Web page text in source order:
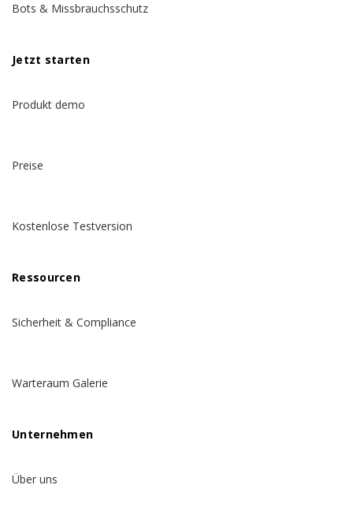
Bots & Missbrauchsschutz
Jetzt starten
Produkt demo
Preise
Kostenlose Testversion
Ressourcen
Sicherheit & Compliance
Warteraum Galerie
Unternehmen
Über uns